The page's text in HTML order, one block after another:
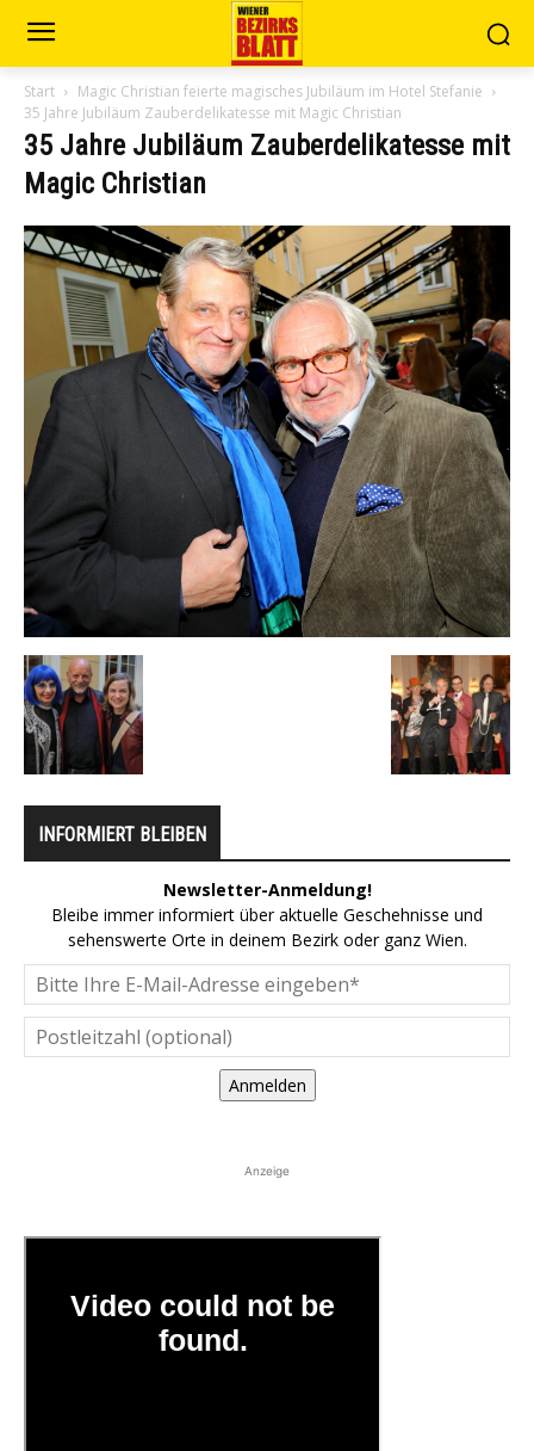
Start
Magic Christian feierte magisches Jubiläum im Hotel Stefanie
35 Jahre Jubiläum Zauberdelikatesse mit Magic Christian
35 Jahre Jubiläum Zauberdelikatesse mit
Magic Christian
INFORMIERT BLEIBEN
Newsletter-Anmeldung!
Bleibe immer informiert über aktuelle Geschehnisse und
sehenswerte Orte in deinem Bezirk oder ganz Wien.
Anmelden
Anzeige